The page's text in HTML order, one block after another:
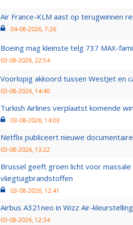
Air France-KLM aast op terugwinnen
04-08-2026, 7:26
Boeing mag kleinste telg 737 MAX-
03-08-2026, 22:54
Voorlopig akkoord tussen WestJet en
03-08-2026, 14:40
Turkish Airlines verplaatst komende
03-08-2026, 14:03
Netflix publiceert nieuwe
03-08-2026, 13:22
Brussel geeft groen licht voor
vliegtuigbrandstoffen
03-08-2026, 12:41
Airbus A321neo in Wizz Air-
03-08-2026, 12:34